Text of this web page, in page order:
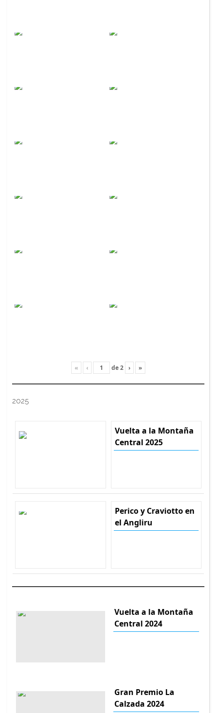
« ‹ de2 › »
2025
Vuelta a la Montaña
Central 2025
Perico y Craviotto en
el Angliru
Vuelta a la Montaña
Central 2024
Gran Premio La
Calzada 2024